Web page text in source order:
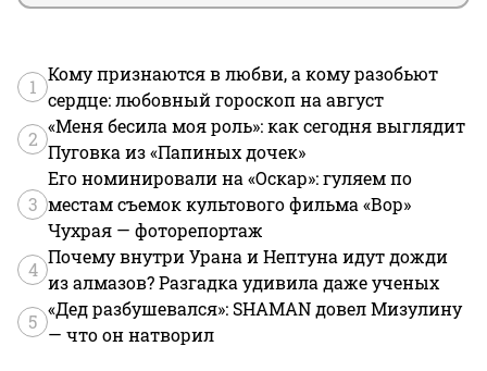
1
Кому признаются в любви, а кому разобьют
сердце: любовный гороскоп на август
2
«Меня бесила моя роль»: как сегодня выглядит
Пуговка из «Папиных дочек»
3
Его номинировали на «Оскар»: гуляем по
местам съемок культового фильма «Вор»
Чухрая — фоторепортаж
4
Почему внутри Урана и Нептуна идут дожди
из алмазов? Разгадка удивила даже ученых
5
«Дед разбушевался»: SHAMAN довел Мизулину
— что он натворил